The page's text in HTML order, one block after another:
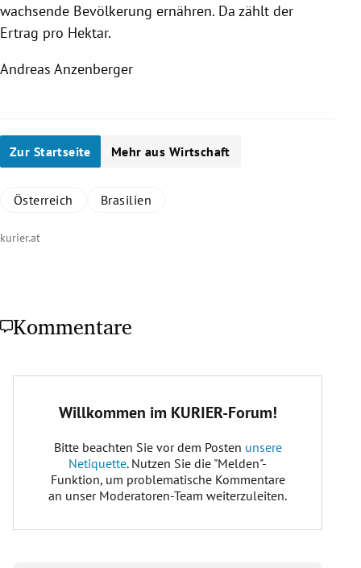
wachsende Bevölkerung ernähren. Da zählt der
Ertrag pro Hektar.
Andreas Anzenberger
Zur Startseite Mehr aus Wirtschaft
Österreich Brasilien
kurier.at
Kommentare